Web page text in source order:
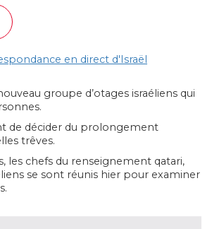
en direct d'Israël
groupe d’otages israéliens qui
de décider du prolongement
trêves.
les chefs du renseignement qatari,
se sont réunis hier pour examiner